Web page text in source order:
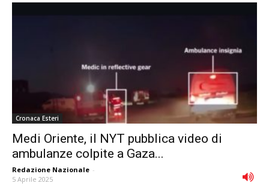
Cronaca Esteri
Medi Oriente, il NYT pubblica video di
ambulanze colpite a Gaza...
Redazione Nazionale -
5 Aprile 2025